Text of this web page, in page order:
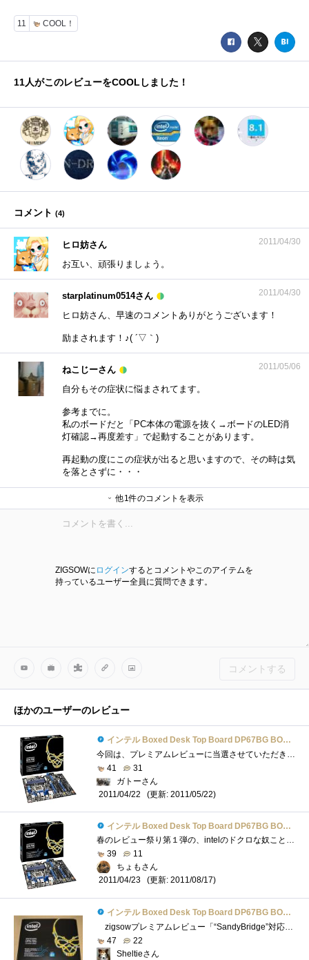
11 COOL！
11人がこのレビューをCOOLしました！
コメント (4)
ヒロ妨さん 2011/04/30
お互い、頑張りましょう。
starplatinum0514さん 2011/04/30
ヒロ妨さん、早速のコメントありがとうございます！
励まされます！♪( ´▽｀)
ねこじーさん 2011/05/06
自分もその症状に悩まされてます。
参考までに。
私のボードだと「PC本体の電源を抜く→ボードのLED消
灯確認→再度差す」で起動することがあります。
再起動の度にこの症状が出ると思いますので、その時は気
を落とさずに・・・
M.T.オーエンさん他1件のコメントを表示
ZIGSOWに ログインするとコメントやこのアイテムを
持っているユーザー全員に質問できます。
コメントする
ほかのユーザーのレビュー
インテル Boxed Desk Top Board DP67BG BOXDP67BGB3
今回は、プレミアムレビューに当選させていただきありがとうございました。レビュー応募時にこのような内容で応募させていただいておりまし�...
41
31
ガトーさん
2011/04/22
(更新: 2011/05/22)
インテル Boxed Desk Top Board DP67BG BOXDP67BGB3
春のレビュー祭り第１弾の、intelのドクロな奴こと、BOXDP67BGB3です。チップセットのリビジョンがB3にあがったことを受けて、型番も末尾にB3が追加...
39
11
ちょもさん
2011/04/23
(更新: 2011/08/17)
インテル Boxed Desk Top Board DP67BG BOXDP67BGB3
zigsowプレミアムレビュー「“SandyBridge”対応インテルデスクトップ・ボードロクナナ！トリオレビュー」にて「IntelBOXDP67BG」を提供していただき�...
47
22
Sheltieさん